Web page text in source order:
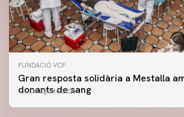
FUNDACIÓ VCF
Gran resposta solidària a Mestalla
donants de sang
06 agosto 2026